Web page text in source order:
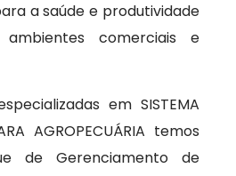
a saúde e produtividade
comerciais e
em SISTEMA
AGROPECUÁRIA temos
de Gerenciamento de